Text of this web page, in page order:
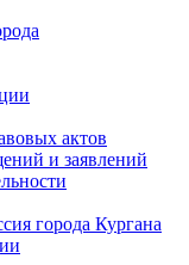
актов
и заявлений
города Кургана